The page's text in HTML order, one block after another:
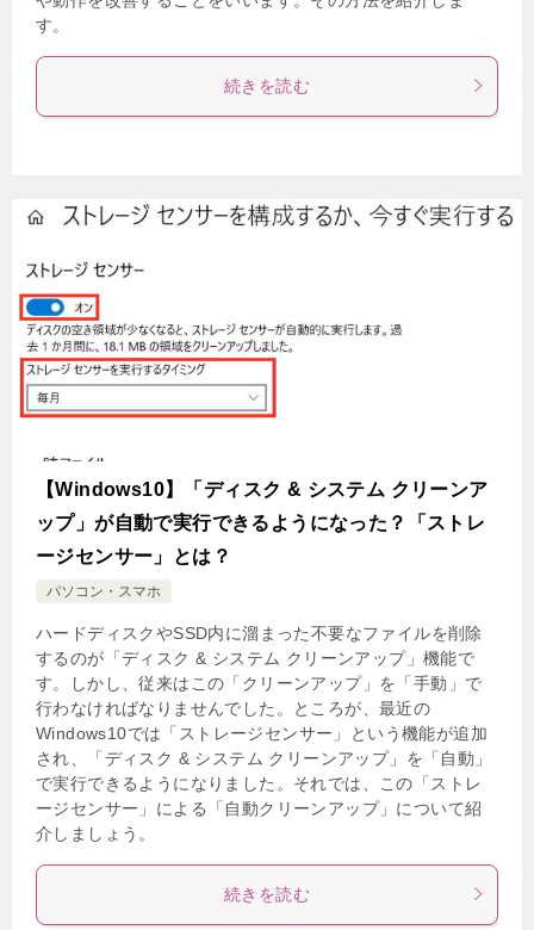
す。
続きを読む
【Windows10】「ディスク & システム クリーンア
ップ」が自動で実行できるようになった？「ストレ
ージセンサー」とは？
パソコン・スマホ
ハードディスクやSSD内に溜まった不要なファイルを削除
するのが「ディスク & システム クリーンアップ」機能で
す。しかし、従来はこの「クリーンアップ」を「手動」で
行わなければなりませんでした。ところが、最近の
Windows10では「ストレージセンサー」という機能が追加
され、「ディスク & システム クリーンアップ」を「自動」
で実行できるようになりました。それでは、この「ストレ
ージセンサー」による「自動クリーンアップ」について紹
介しましょう。
続きを読む